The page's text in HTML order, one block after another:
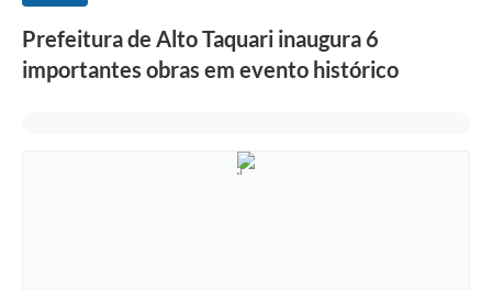
Prefeitura de Alto Taquari inaugura 6
importantes obras em evento histórico